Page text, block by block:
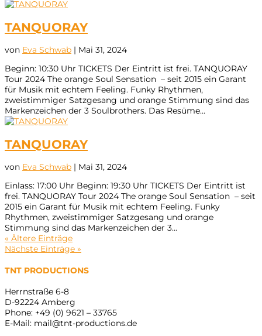
TANQUORAY
von Eva Schwab | Mai 31, 2024
Beginn: 10:30 Uhr TICKETS Der Eintritt ist frei. TANQUORAY
Tour 2024 The orange Soul Sensation – seit 2015 ein Garant
für Musik mit echtem Feeling. Funky Rhythmen,
zweistimmiger Satzgesang und orange Stimmung sind das
Markenzeichen der 3 Soulbrothers. Das Resüme...
TANQUORAY
von Eva Schwab | Mai 31, 2024
Einlass: 17:00 Uhr Beginn: 19:30 Uhr TICKETS Der Eintritt ist
frei. TANQUORAY Tour 2024 The orange Soul Sensation – seit
2015 ein Garant für Musik mit echtem Feeling. Funky
Rhythmen, zweistimmiger Satzgesang und orange
Stimmung sind das Markenzeichen der 3...
« Ältere Einträge
Nächste Einträge »
TNT PRODUCTIONS
Herrnstraße 6-8
D-92224 Amberg
Phone: +49 (0) 9621 – 33765
E-Mail: mail@tnt-productions.de